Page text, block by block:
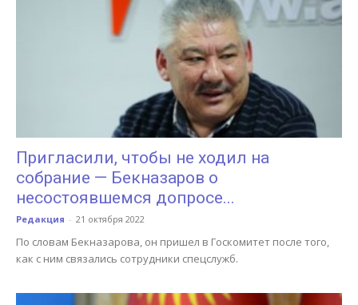
Пригласили, чтобы не ходил на
собрание — Бекназаров о
несостоявшемся допросе...
Редакция - 21 октября 2022
По словам Бекназарова, он пришел в Госкомитет после того,
как с ним связались сотрудники спецслужб.